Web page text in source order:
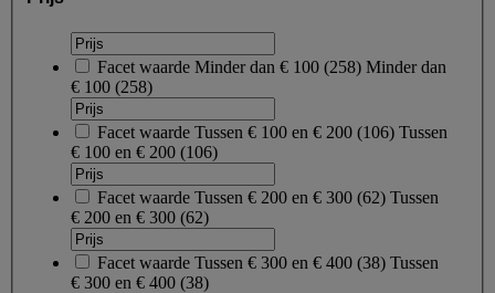
Facet waarde Minder dan € 100 (258) Minder dan
€ 100 (258)
Facet waarde Tussen € 100 en € 200 (106) Tussen
€ 100 en € 200 (106)
Facet waarde Tussen € 200 en € 300 (62) Tussen
€ 200 en € 300 (62)
Facet waarde Tussen € 300 en € 400 (38) Tussen
€ 300 en € 400 (38)